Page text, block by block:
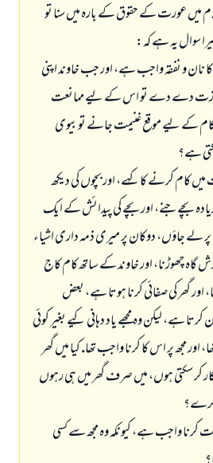
ميں عورت كے حقوق كے بارہ ميں سنا تو
سوال يہ ہے كہ:
نان و نفقہ واجب ہے، اور جب خاوند اپنى
اجازت دے دے تو اس كے ليے ممانعت
كام كے ليے موقع غنيمت جانے تو بيوى
ہے؟
ميں كام كرنے كا كہے، اور بچوں كى ديكھ
بچے جنے، اور بچے كى پيدائش كے ايك
لے جاؤں، دوكان پر ميرى ذمہ دارى اشياء
گاہ چھوڑنا، اور خاوند كے ساتھ كام كاج
اور گھر كى صفائى كرنا ہوتا ہے، بعض
ہے، ليكن وہ مجھے ياد دہانى كيے بغير كوئى
اور مجھ پر اس كا كرنا واجب تھا. كيا ميں گھر
كر سكتى ہوں، ميں صرف گھر ميں ہى رہوں
كرے؟
كرنا واجب ہے، كيونكہ وہ مجھ سے كسى